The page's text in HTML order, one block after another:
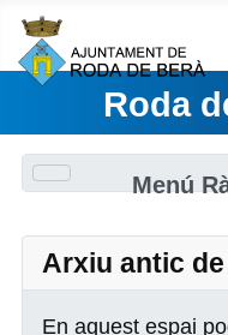
Roda
Menú
Arxiu antic
En aquest espai